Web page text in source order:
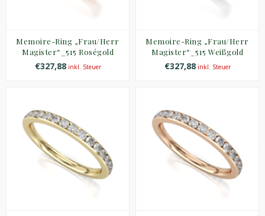
Memoire-Ring „Frau/Herr
Magister“_515 Roségold
€327,88inkl. Steuer
Memoire-Ring „Frau/Herr
Magister“_515 Weißgold
€327,88inkl. Steuer